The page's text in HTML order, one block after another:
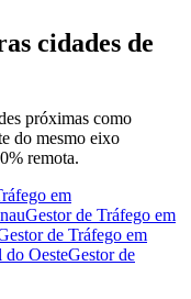
cidades de
próximas como
do mesmo eixo
remota.
em
Gestor de Tráfego em
de Tráfego em
do OesteGestor de